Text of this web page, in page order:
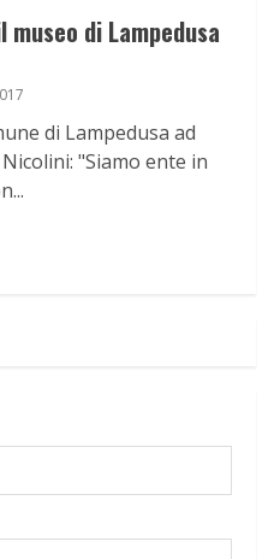
di Lampedusa
di Lampedusa ad
"Siamo ente in